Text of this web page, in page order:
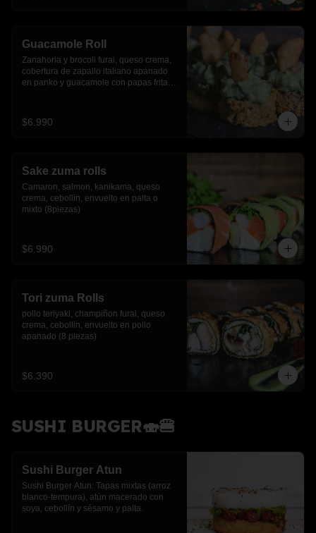
Guacamole Roll
Zanahoria y brocoli furai, queso crema,
cobertura de zapallo italiano apanado
en panko y guacamole con papas fritas.
$6.990
Sake zuma rolls
Camaron, salmon, kanikama, queso
crema, cebollin, envuelto en palta o
mixto (8piezas)
$6.990
Tori zuma Rolls
pollo teriyaki, champiñon furai, queso
crema, cebollin, envuelto en pollo
apanado (8 piezas)
$6.390
SUSHI BURGER🍣🍔
Sushi Burger Atun
Sushi Burger Atun: Tapas mixtas (arroz
blanco-tempura), atún macerado con
soya, cebollín y sésamo y palta.